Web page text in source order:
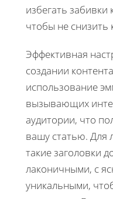
избегать
чтобы не снизить
Эффективная
создании
использование
вызывающих
аудитории, что
вашу статью. Для
такие заголовки
лаконичными, с
уникальными,